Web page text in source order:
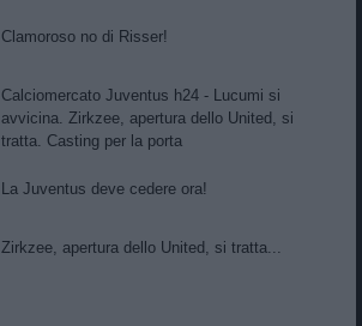
Clamoroso no di Risser!
Calciomercato Juventus h24 - Lucumi si
avvicina. Zirkzee, apertura dello United, si
tratta. Casting per la porta
La Juventus deve cedere ora!
Zirkzee, apertura dello United, si tratta...